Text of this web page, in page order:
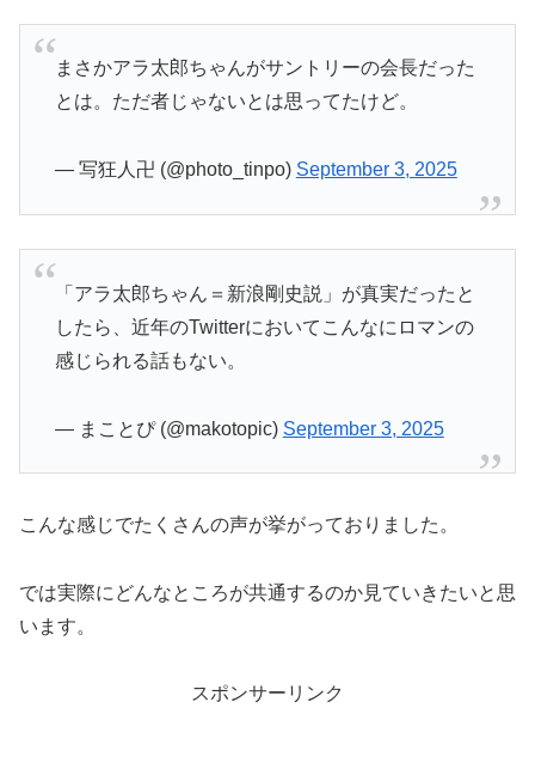
まさかアラ太郎ちゃんがサントリーの会長だった
とは。ただ者じゃないとは思ってたけど。
— 写狂人卍 (@photo_tinpo) September 3, 2025
「アラ太郎ちゃん＝新浪剛史説」が真実だったと
したら、近年のTwitterにおいてこんなにロマンの
感じられる話もない。
— まことぴ (@makotopic) September 3, 2025
こんな感じでたくさんの声が挙がっておりました。
では実際にどんなところが共通するのか見ていきたいと思
います。
スポンサーリンク